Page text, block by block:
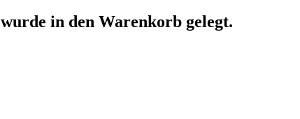
wurde in den Warenkorb gelegt.